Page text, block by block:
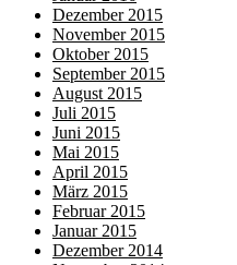
Dezember 2015
November 2015
Oktober 2015
September 2015
August 2015
Juli 2015
Juni 2015
Mai 2015
April 2015
März 2015
Februar 2015
Januar 2015
Dezember 2014